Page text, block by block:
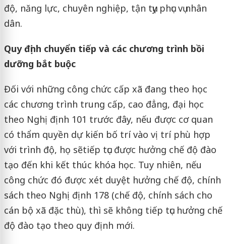
độ, năng lực, chuyên nghiệp, tận tụy phục vụ nhân
dân.
Quy định chuyển tiếp và các chương trình bồi
dưỡng bắt buộc
Đối với những công chức cấp xã đang theo học
các chương trình trung cấp, cao đẳng, đại học
theo Nghị định 101 trước đây, nếu được cơ quan
có thẩm quyền dự kiến bố trí vào vị trí phù hợp
với trình độ, họ sẽtiếp tục được hưởng chế độ đào
tạo đến khi kết thúc khóa học. Tuy nhiên, nếu
công chức đó được xét duyệt hưởng chế độ, chính
sách theo Nghị định 178 (chế độ, chính sách cho
cán bộ xã đặc thù), thì sẽ không tiếp tục hưởng chế
độ đào tạo theo quy định mới.